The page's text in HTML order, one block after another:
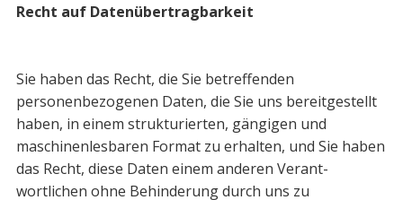
Recht auf Datenübertragbarkeit
Sie haben das Recht, die Sie betreffenden
personenbezogenen Daten, die Sie uns bereitgestellt
haben, in einem strukturierten, gängigen und
maschinenlesbaren Format zu erhalten, und Sie haben
das Recht, diese Daten einem anderen Verant­
wortlichen ohne Behinderung durch uns zu